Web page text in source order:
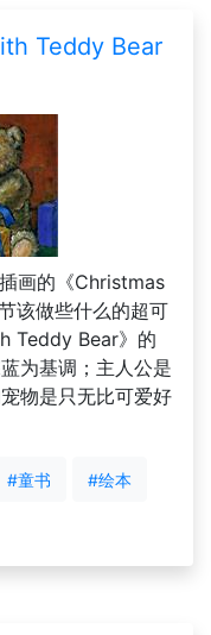
Teddy Bear
画的《Christmas
该做些什么的超可
Teddy Bear》的
为基调；主人公是
物是只无比可爱好
#童书 #绘本